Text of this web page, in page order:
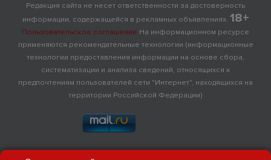
Редакция сайта не несет ответственности за достоверность
информации, содержащейся в рекламных объявлениях. 18+
Пользовательское соглашение На информационном ресурсе
применяются рекомендательные технологии (информационные
технологии предоставления информации на основе сбора,
систематизации и анализа сведений, относящихся к
предпочтениям пользователей сети "Интернет", находящихся на
территории Российской Федерации)